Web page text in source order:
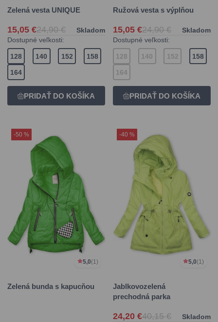
Zelená vesta UNIQUE
15,05 €24,90 €
Skladom
Dostupné veľkosti:
128 140 152 158
164
Ružová vesta s výplňou
15,05 €24,90 €
Skladom
Dostupné veľkosti:
128 140 152 158
164
-50 %
5,0(1)
Zelená bunda s kapucňou
-40 %
5,0(1)
Jablkovozelená
prechodná parka
24,20 €40,15 €
Skladom